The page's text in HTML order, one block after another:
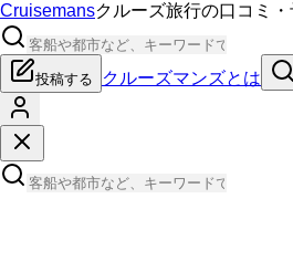
Cruisemansクルーズ旅行の口コミ・
投稿する クルーズマンズとは